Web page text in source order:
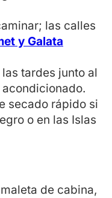
las calles
y Galata
tardes junto al
secado rápido si
o en las Islas
de cabina,